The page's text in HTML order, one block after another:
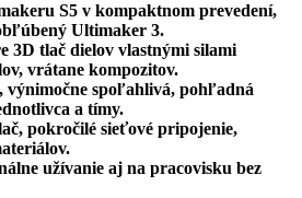
S5 v kompaktnom prevedení,
Ultimaker 3.
3D tlač dielov vlastnými silami
vrátane kompozitov.
spoľahlivá, pohľadná
a tímy.
pokročilé sieťové pripojenie,
užívanie aj na pracovisku bez